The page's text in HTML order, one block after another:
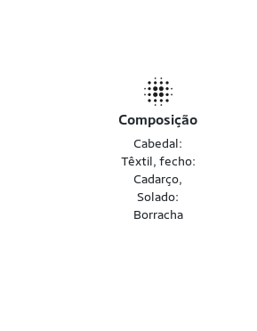
Composição
Cabedal:
Têxtil, fecho:
Cadarço,
Solado:
Borracha